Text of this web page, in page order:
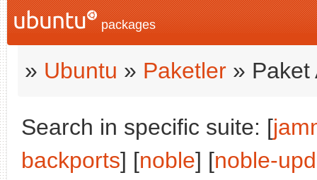
packages
» Ubuntu » Paketler » Paket
Search in specific suite: [
backports] [noble] [noble-